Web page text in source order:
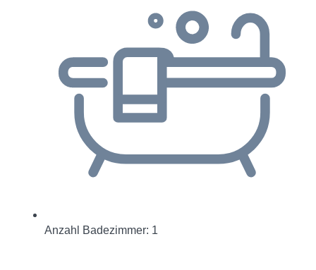
Anzahl Badezimmer: 1